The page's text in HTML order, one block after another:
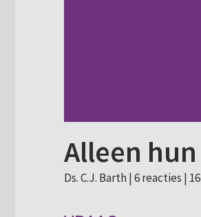
Alleen
Ds. C.J. Barth | 6 reacties |